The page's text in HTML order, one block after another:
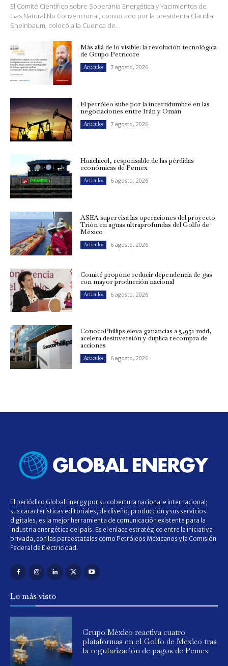
El Comité Científico sobre Soberanía Energética y Yacimientos de
Gas Natural No Convencional, convocado por la presidenta Claudia
Sheinbaum, colocó a la Cuenca de...
Más allá de lo visible: la revolución tecnológica
de Grupo Petricore
Artículos 7 agosto, 2026
El petróleo sube por la incertidumbre en las
negociaciones entre Irán y Omán
Artículos 7 agosto, 2026
Huachicol, responsable de las pérdidas
económicas de Pemex
Artículos 6 agosto, 2026
ASEA supervisa las operaciones del proyecto
Trión en aguas ultraprofundas del Golfo de
México
Artículos 6 agosto, 2026
Comité propone reducir dependencia de gas
con mayor producción nacional
Artículos 6 agosto, 2026
ConocoPhillips eleva ganancias a 3,951 mdd,
acelera desinversión y duplica recompra de
acciones
Artículos 6 agosto, 2026
El periódico Global Energy por su cobertura nacional e internacional;
sus características editoriales, de diseño, producción y sus servicios
digitales, es la mejor herramienta de comunicación existente para la
industria energética del país. Es el enlace estratégico entre la iniciativa
privada, con las paraestatales como Petróleos Mexicanos y la Comisión
Federal de Electricidad.
Lo más visto
Grupo México reactiva cuatro
plataformas en el Golfo de México tras
la regularización de pagos de Pemex